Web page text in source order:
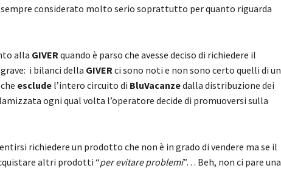
considerato molto serio soprattutto per quanto riguarda
alla GIVERquando è parso che avesse deciso di richiedere il
i bilanci della GIVERci sono noti e non sono certo quelli di un
esclude l’intero circuito di BluVacanzedalla distribuzione dei
ogni qual volta l’operatore decide di promuoversi sulla
richiedere un prodotto che non è in grado di vendere ma se il
altri prodotti “per evitare problemi”… Beh, non ci pare una